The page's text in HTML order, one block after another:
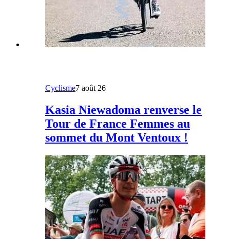
Cyclisme7 août 26
Kasia Niewadoma renverse le
Tour de France Femmes au
sommet du Mont Ventoux !